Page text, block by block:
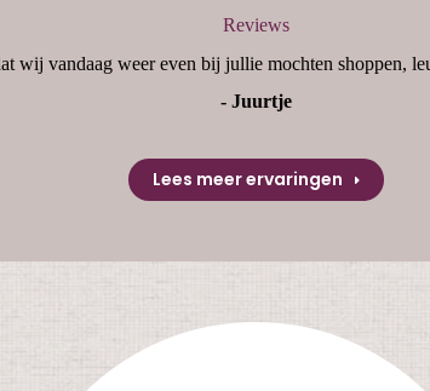
Reviews
wij vandaag weer even bij jullie mochten shoppen,
- Juurtje
Lees meer ervaringen